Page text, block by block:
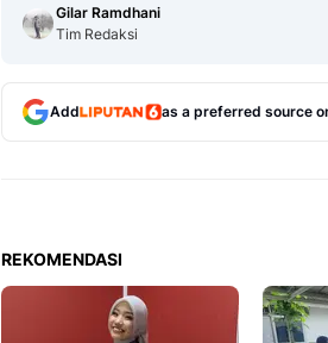
Gilar Ramdhani
Tim Redaksi
Add as a preferred source
REKOMENDASI